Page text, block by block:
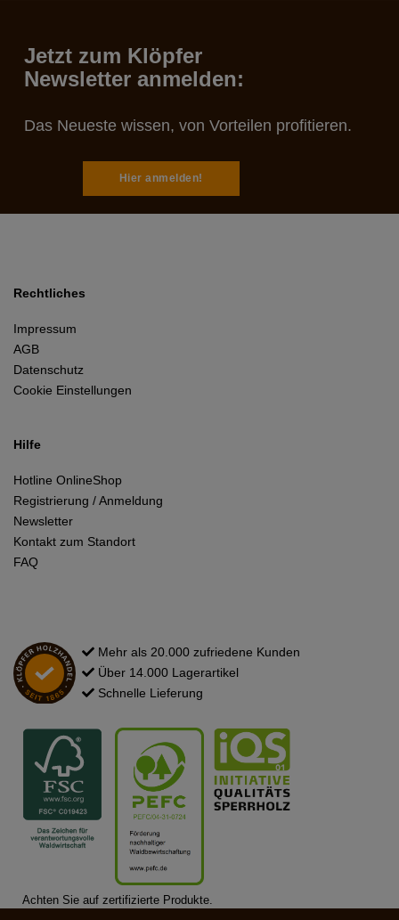
Jetzt zum Klöpfer
Newsletter anmelden:
Das Neueste wissen, von Vorteilen profitieren.
Hier anmelden!
Rechtliches
Impressum
AGB
Datenschutz
Cookie Einstellungen
Hilfe
Hotline OnlineShop
Registrierung / Anmeldung
Newsletter
Kontakt zum Standort
FAQ
Mehr als 20.000 zufriedene Kunden
Über 14.000 Lagerartikel
Schnelle Lieferung
Achten Sie auf zertifizierte Produkte.